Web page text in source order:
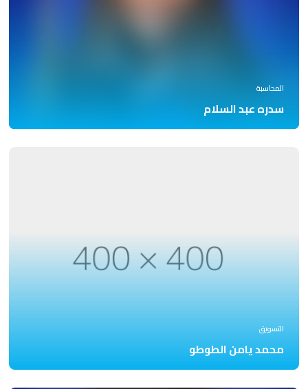
المحاسبة
سدره عبد السلام
التسويق
محمد يامن الطوطو